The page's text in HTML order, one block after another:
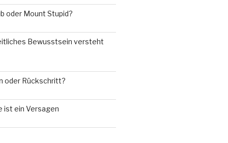
oder Mount Stupid?
Bewusstsein versteht
oder Rückschritt?
ist ein Versagen